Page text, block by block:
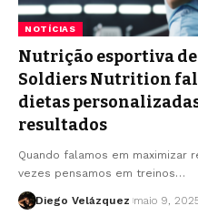
NOTÍCIAS
Nutrição esportiva
Soldiers Nutrition
dietas
resultados
Quando falamos em maximizar
vezes pensamos em treinos…
Diego Velázquez maio 9,